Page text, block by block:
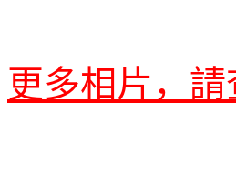
更多相片，